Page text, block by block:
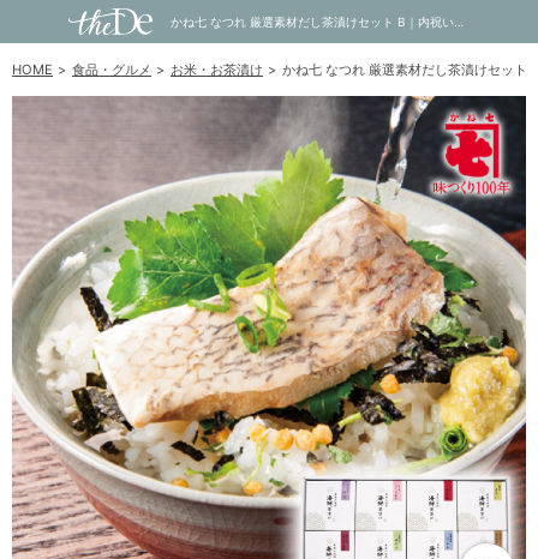
HOME 食品・グルメ お米・お茶漬け かね七 なつれ 厳選素材だし茶漬けセット B